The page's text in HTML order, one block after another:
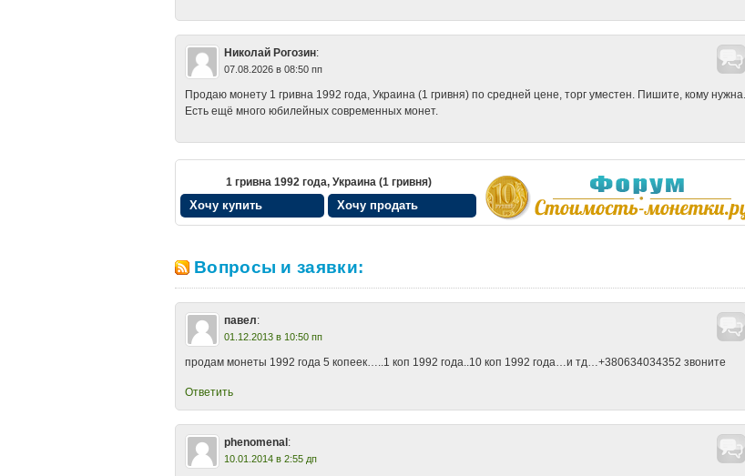
Николай Рогозин:
07.08.2026 в 08:50 пп
Продаю монету 1 гривна 1992 года, Украина (1 гривня) по средней цене, торг уместен. Пишите, кому нужна.
Есть ещё много юбилейных современных монет.
1 гривна 1992 года, Украина (1 гривня)
Хочу купить Хочу продать
Вопросы и заявки:
павел:
01.12.2013 в 10:50 пп
продам монеты 1992 года 5 копеек…..1 коп 1992 года..10 коп 1992 года…и тд…+380634034352 звоните
Ответить
phenomenal :
10.01.2014 в 2:55 дп